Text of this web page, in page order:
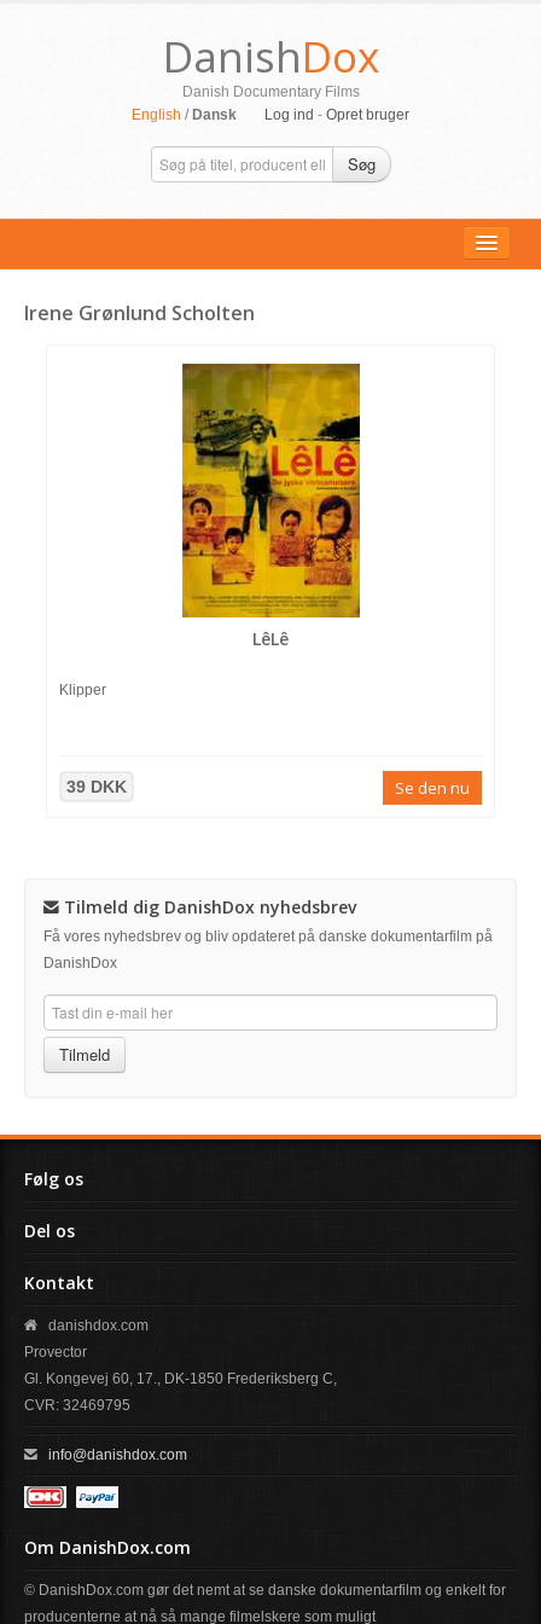
DanishDox
Danish Documentary Films
English / Dansk Log ind - Opret bruger
Søg
Irene Grønlund Scholten
LêLê
Klipper
39 DKK Se den nu
Tilmeld dig DanishDox nyhedsbrev
Få vores nyhedsbrev og bliv opdateret på danske dokumentarfilm på
DanishDox
Tilmeld
Følg os
Del os
Kontakt
danishdox.com
Provector
Gl. Kongevej 60, 17., DK-1850 Frederiksberg C,
CVR: 32469795
info@danishdox.com
Om DanishDox.com
© DanishDox.com gør det nemt at se danske dokumentarfilm og enkelt for
producenterne at nå så mange filmelskere som muligt